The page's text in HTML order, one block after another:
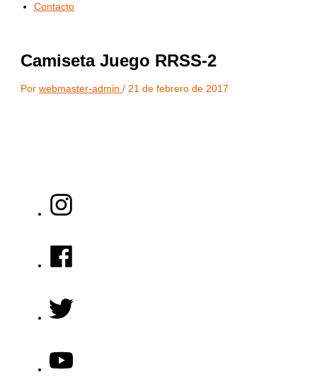
Contacto
Camiseta Juego RRSS-2
Porwebmaster-admin/21 de febrero de 2017